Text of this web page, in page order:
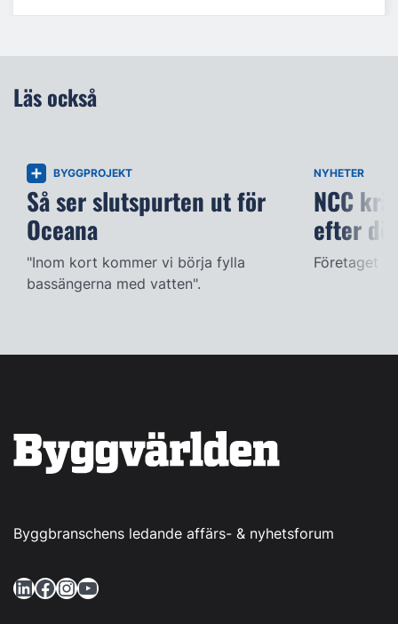
Läs också
BYGGPROJEKT
Så ser slutspurten ut för
Oceana
"Inom kort kommer vi börja fylla
bassängerna med vatten".
NYHETER
NCC
efter
Företaget
Byggbranschens ledande affärs- & nyhetsforum
LinkedIn Facebook InstagramYouTube